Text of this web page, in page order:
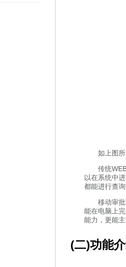
如上图所
传统WEB
以在系统中进
都能进行查询
移动审批
能在电脑上完
能力，更
(二)功能